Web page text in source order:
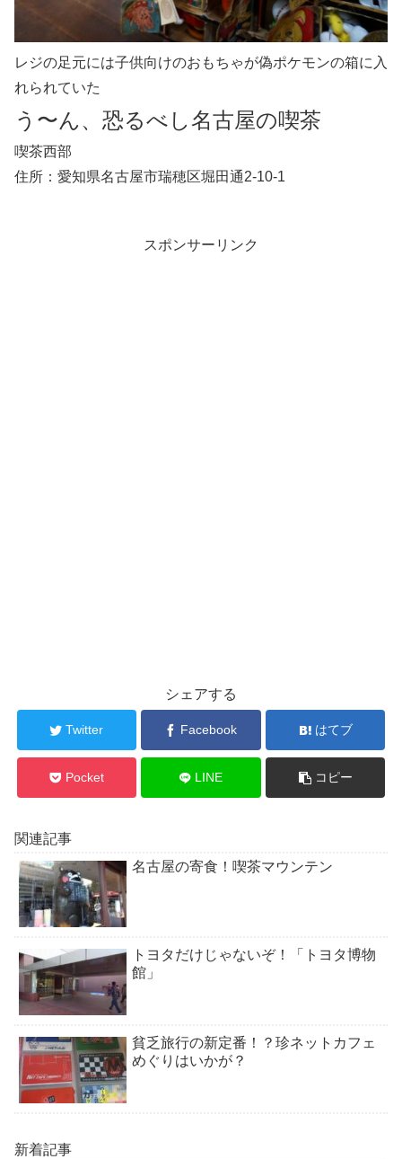
レジの足元には子供向けのおもちゃが偽ポケモンの箱に入
れられていた
う〜ん、恐るべし名古屋の喫茶
喫茶西部
住所：愛知県名古屋市瑞穂区堀田通2-10-1
スポンサーリンク
シェアする
Twitter Facebook はてブ
Pocket LINE コピー
関連記事
名古屋の寄食！喫茶マウンテン
トヨタだけじゃないぞ！「トヨタ博物
館」
貧乏旅行の新定番！？珍ネットカフェ
めぐりはいかが？
新着記事